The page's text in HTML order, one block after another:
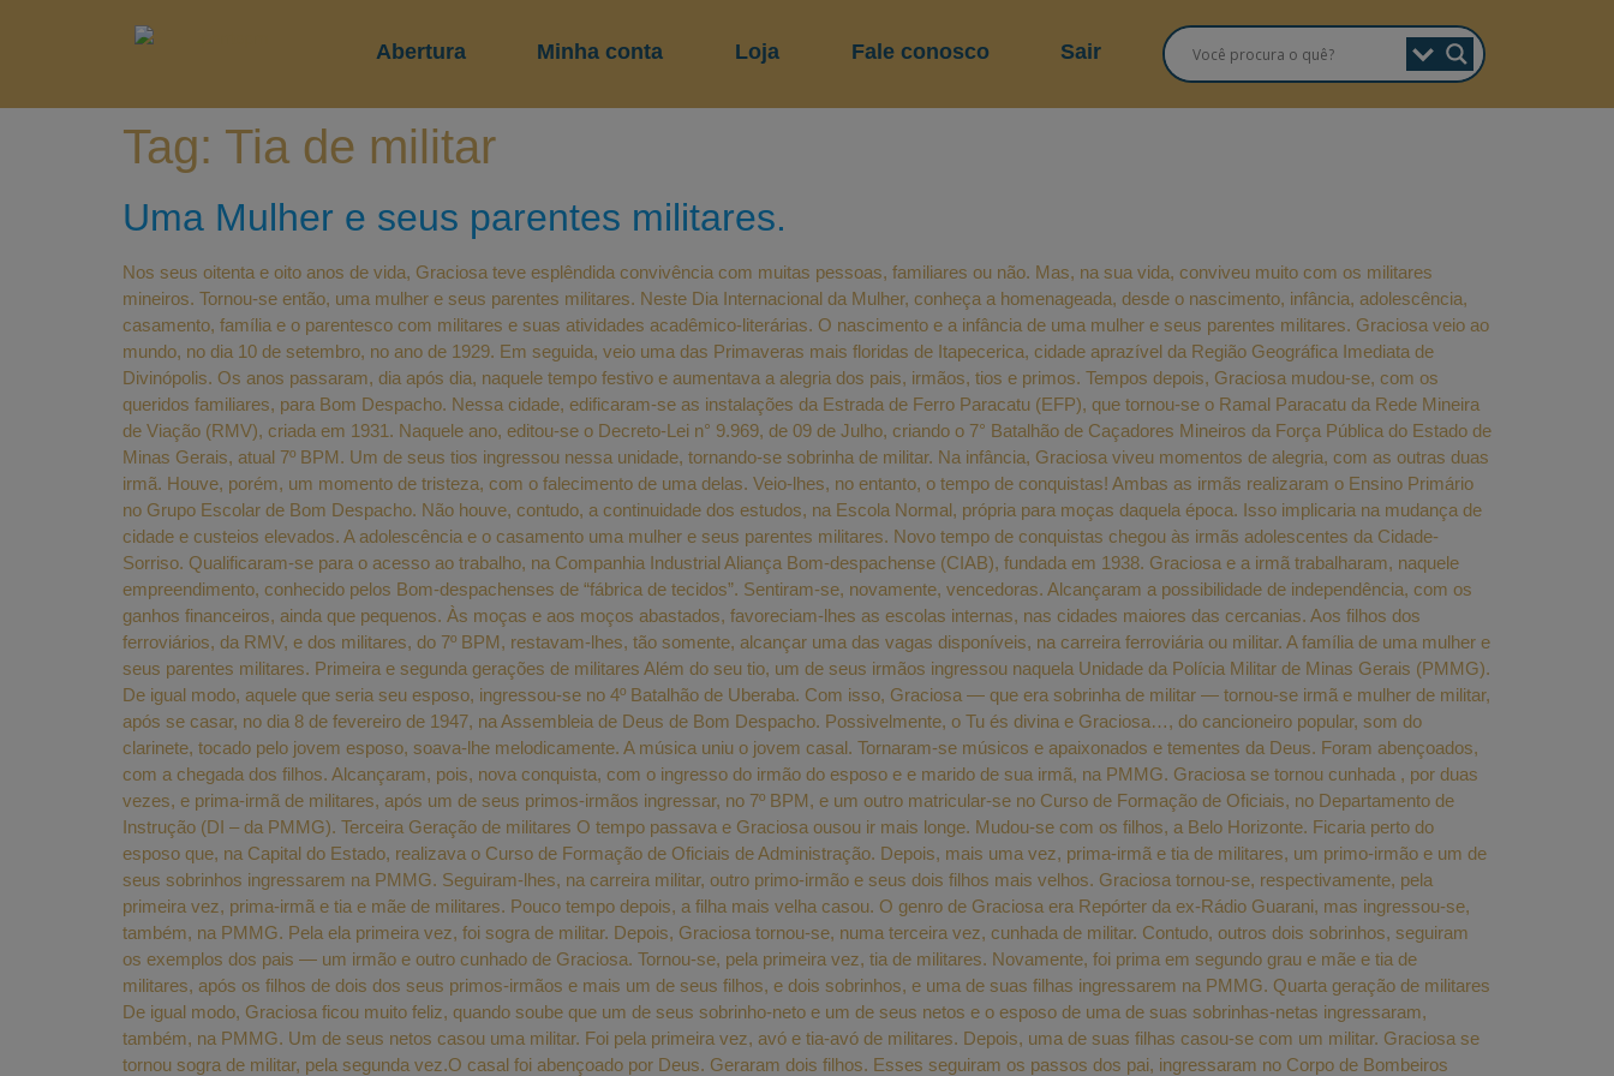
Abertura Minha conta Loja Fale conosco Sair
Tag: Tia de militar
Uma Mulher e seus parentes militares.
Nos seus oitenta e oito anos de vida, Graciosa teve esplêndida convivência com muitas pessoas, familiares ou não. Mas, na sua vida, conviveu muito com os militares
mineiros. Tornou-se então, uma mulher e seus parentes militares. Neste Dia Internacional da Mulher, conheça a homenageada, desde o nascimento, infância, adolescência,
casamento, família e o parentesco com militares e suas atividades acadêmico-literárias. O nascimento e a infância de uma mulher e seus parentes militares. Graciosa veio ao
mundo, no dia 10 de setembro, no ano de 1929. Em seguida, veio uma das Primaveras mais floridas de Itapecerica, cidade aprazível da Região Geográfica Imediata de
Divinópolis. Os anos passaram, dia após dia, naquele tempo festivo e aumentava a alegria dos pais, irmãos, tios e primos. Tempos depois, Graciosa mudou-se, com os
queridos familiares, para Bom Despacho. Nessa cidade, edificaram-se as instalações da Estrada de Ferro Paracatu (EFP), que tornou-se o Ramal Paracatu da Rede Mineira
de Viação (RMV), criada em 1931. Naquele ano, editou-se o Decreto-Lei n° 9.969, de 09 de Julho, criando o 7° Batalhão de Caçadores Mineiros da Força Pública do Estado de
Minas Gerais, atual 7º BPM. Um de seus tios ingressou nessa unidade, tornando-se sobrinha de militar. Na infância, Graciosa viveu momentos de alegria, com as outras duas
irmã. Houve, porém, um momento de tristeza, com o falecimento de uma delas. Veio-lhes, no entanto, o tempo de conquistas! Ambas as irmãs realizaram o Ensino Primário
no Grupo Escolar de Bom Despacho. Não houve, contudo, a continuidade dos estudos, na Escola Normal, própria para moças daquela época. Isso implicaria na mudança de
cidade e custeios elevados. A adolescência e o casamento uma mulher e seus parentes militares. Novo tempo de conquistas chegou às irmãs adolescentes da Cidade-
Sorriso. Qualificaram-se para o acesso ao trabalho, na Companhia Industrial Aliança Bom-despachense (CIAB), fundada em 1938. Graciosa e a irmã trabalharam, naquele
empreendimento, conhecido pelos Bom-despachenses de “fábrica de tecidos”. Sentiram-se, novamente, vencedoras. Alcançaram a possibilidade de independência, com os
ganhos financeiros, ainda que pequenos. Às moças e aos moços abastados, favoreciam-lhes as escolas internas, nas cidades maiores das cercanias. Aos filhos dos
ferroviários, da RMV, e dos militares, do 7º BPM, restavam-lhes, tão somente, alcançar uma das vagas disponíveis, na carreira ferroviária ou militar. A família de uma mulher e
seus parentes militares. Primeira e segunda gerações de militares Além do seu tio, um de seus irmãos ingressou naquela Unidade da Polícia Militar de Minas Gerais (PMMG).
De igual modo, aquele que seria seu esposo, ingressou-se no 4º Batalhão de Uberaba. Com isso, Graciosa — que era sobrinha de militar — tornou-se irmã e mulher de militar,
após se casar, no dia 8 de fevereiro de 1947, na Assembleia de Deus de Bom Despacho. Possivelmente, o Tu és divina e Graciosa…, do cancioneiro popular, som do
clarinete, tocado pelo jovem esposo, soava-lhe melodicamente. A música uniu o jovem casal. Tornaram-se músicos e apaixonados e tementes da Deus. Foram abençoados,
com a chegada dos filhos. Alcançaram, pois, nova conquista, com o ingresso do irmão do esposo e e marido de sua irmã, na PMMG. Graciosa se tornou cunhada , por duas
vezes, e prima-irmã de militares, após um de seus primos-irmãos ingressar, no 7º BPM, e um outro matricular-se no Curso de Formação de Oficiais, no Departamento de
Instrução (DI – da PMMG). Terceira Geração de militares O tempo passava e Graciosa ousou ir mais longe. Mudou-se com os filhos, a Belo Horizonte. Ficaria perto do
esposo que, na Capital do Estado, realizava o Curso de Formação de Oficiais de Administração. Depois, mais uma vez, prima-irmã e tia de militares, um primo-irmão e um de
seus sobrinhos ingressarem na PMMG. Seguiram-lhes, na carreira militar, outro primo-irmão e seus dois filhos mais velhos. Graciosa tornou-se, respectivamente, pela
primeira vez, prima-irmã e tia e mãe de militares. Pouco tempo depois, a filha mais velha casou. O genro de Graciosa era Repórter da ex-Rádio Guarani, mas ingressou-se,
também, na PMMG. Pela ela primeira vez, foi sogra de militar. Depois, Graciosa tornou-se, numa terceira vez, cunhada de militar. Contudo, outros dois sobrinhos, seguiram
os exemplos dos pais — um irmão e outro cunhado de Graciosa. Tornou-se, pela primeira vez, tia de militares. Novamente, foi prima em segundo grau e mãe e tia de
militares, após os filhos de dois dos seus primos-irmãos e mais um de seus filhos, e dois sobrinhos, e uma de suas filhas ingressarem na PMMG. Quarta geração de militares
De igual modo, Graciosa ficou muito feliz, quando soube que um de seus sobrinho-neto e um de seus netos e o esposo de uma de suas sobrinhas-netas ingressaram,
também, na PMMG. Um de seus netos casou uma militar. Foi pela primeira vez, avó e tia-avó de militares. Depois, uma de suas filhas casou-se com um militar. Graciosa se
tornou sogra de militar, pela segunda vez.O casal foi abençoado por Deus. Geraram dois filhos. Esses seguiram os passos dos pai, ingressaram no Corpo de Bombeiros